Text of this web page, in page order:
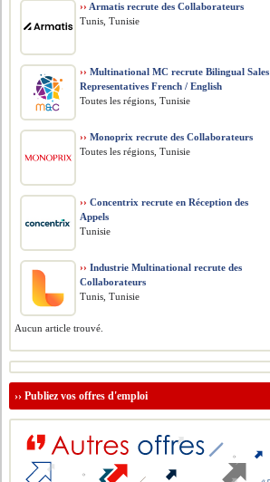
›› Armatis recrute des Collaborateurs
Tunis, Tunisie
›› Multinational MC recrute Bilingual Sales
Representatives French / English
Toutes les régions, Tunisie
›› Monoprix recrute des Collaborateurs
Toutes les régions, Tunisie
›› Concentrix recrute en Réception des
Appels
Tunisie
›› Industrie Multinational recrute des
Collaborateurs
Tunis, Tunisie
Aucun article trouvé.
››Publiez vos offres d'emploi